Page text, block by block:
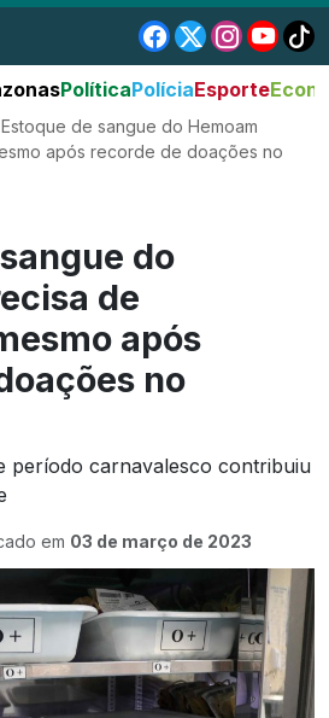
PolíticaPolíciaEsporte
Estoque de sangue do Hemoam
após recorde de doações no
do
de
após
no
período carnavalesco contribuiu
em 03 de março de 2023